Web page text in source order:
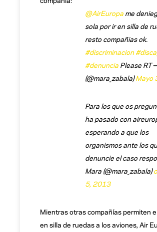
@AirEuropa me
sola por ir en silla de
resto compañias ok.
#discriminacion
#denuncia Please RT
(@mara_zabala)Mayo
Para los que os
ha pasado con
esperando a que los
organismos ante los
denuncie el caso
Mara (@mara_zabala)
5, 2013
Mientras otras compañías permiten
en silla de ruedas a los aviones, Air